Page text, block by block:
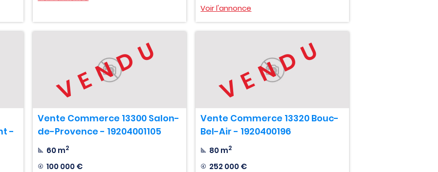
Voir l'annonce
-
VENDU
Vente Commerce 13300 Salon-
de-Provence - 19204001105
60 m2
100 000 €
VENDU
Vente Commerce 13320 Bouc-
Bel-Air - 1920400196
80 m2
252 000 €